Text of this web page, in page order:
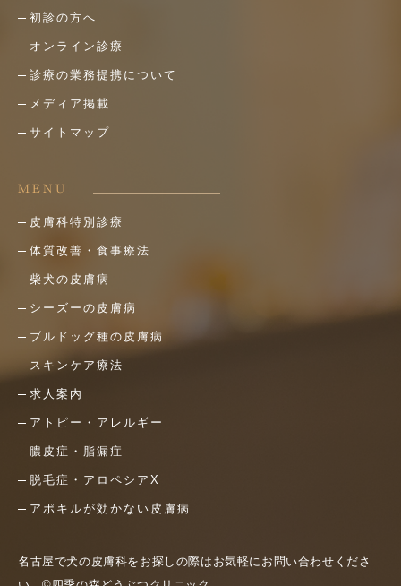
初診の方へ
オンライン診療
診療の業務提携について
メディア掲載
サイトマップ
MENU
皮膚科特別診療
体質改善・食事療法
柴犬の皮膚病
シーズーの皮膚病
ブルドッグ種の皮膚病
スキンケア療法
求人案内
アトピー・アレルギー
膿皮症・脂漏症
脱毛症・アロペシアX
アポキルが効かない皮膚病
名古屋で犬の皮膚科をお探しの際はお気軽にお問い合わせくださ